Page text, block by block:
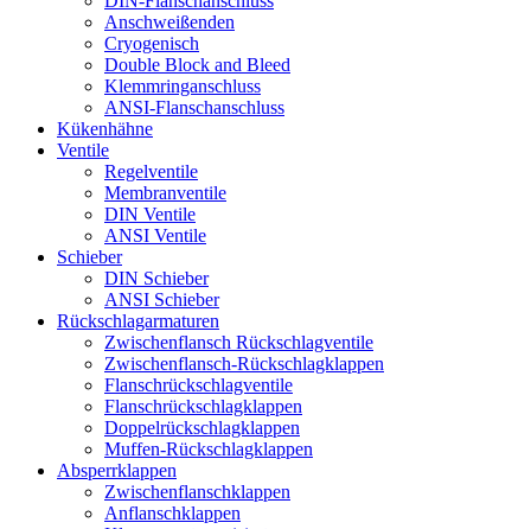
Anschweißenden
Cryogenisch
Double Block and Bleed
Klemmringanschluss
ANSI-Flanschanschluss
Kükenhähne
Ventile
Regelventile
Membranventile
DIN Ventile
ANSI Ventile
Schieber
DIN Schieber
ANSI Schieber
Rückschlag­armaturen
Zwischenflansch Rückschlagventile
Zwischenflansch-Rückschlagklappen
Flanschrückschlagventile
Flanschrückschlagklappen
Doppelrückschlagklappen
Muffen-Rückschlagklappen
Absperrklappen
Zwischenflanschklappen
Anflanschklappen